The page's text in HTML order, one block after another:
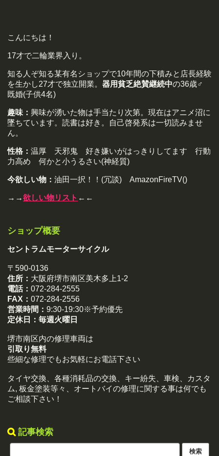
こんにちは！
17才で二輪業界入り。
知る人ぞ知る某有名ショップで10年間の下積みと店長経験
を生かし27才で独立開業。 器用貧乏絶賛継続中の36歳♂
既婚(子供4名)
趣味： 興味が湧いた物は手当たり次第。現在はアニメ沼に
墜ちています。読書は好き。自己啓発系は一切読みませ
ん。
性格： 温厚 天邪鬼 好き嫌いがはっきりしてます 行動
力高め 何かと小うるさい(神経質)
今欲しい物： 油田一択！！(冗談) AmazonFireTV()
→→欲しい物リスト ←←
ショップ概要
セントラムモーターサイクル
〒590-0136
住所： 大阪府堺市南区美木多上1-2
電話： 072-284-2555
FAX： 072-284-2556
営業時間： 9:30-19:30※予約優先
定休日： 毎週火曜日
堺市南区内の修理車両は
引取り無料
些細な修理でもお気軽にお電話下さい
タイヤ交換、各種消耗品の交換、キー紛失、車検、カスタ
ム, 板金塗装等々、オートバイの修理に関する事は何でも
ご相談下さい！
記事検索